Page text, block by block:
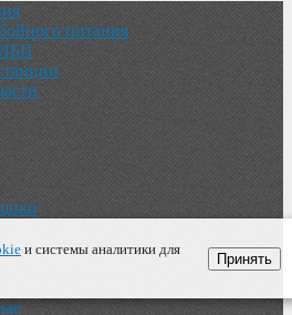
питания
ИБП
и системы аналитики для
Принять